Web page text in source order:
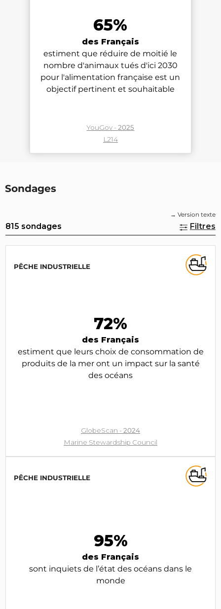
65%
des Français
estiment que réduire de moitié le
nombre d'animaux tués d'ici 2030
pour l'alimentation française est un
objectif pertinent et souhaitable
YouGov -2025
L214
65%
des Français
estiment que réduire de moitié le
nombre d'animaux tués d'ici 2030
pour l'alimentation française est un
objectif pertinent et souhaitable
YouGov -2025
L214
65%
des Français
estiment que réduire de moitié le
nombre d'animaux tués d'ici 2030
pour l'alimentation française est un
objectif pertinent et souhaitable
YouGov -2025
L214
Sondages
815 sondages
→ Version texte
Filtres
PÊCHE INDUSTRIELLE
72%
des Français
estiment que leurs choix de consommation de
produits de la mer ont un impact sur la santé
des océans
GlobeScan - 2024
Marine Stewardship Council
PÊCHE INDUSTRIELLE
95%
des Français
sont inquiets de l’état des océans dans le
monde